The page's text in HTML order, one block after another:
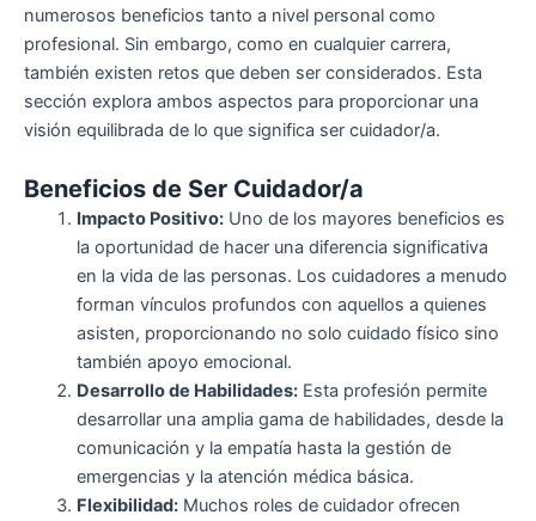
numerosos beneficios tanto a nivel personal como
profesional. Sin embargo, como en cualquier carrera,
también existen retos que deben ser considerados. Esta
sección explora ambos aspectos para proporcionar una
visión equilibrada de lo que significa ser cuidador/a.
Beneficios de Ser Cuidador/a
Impacto Positivo:Uno de los mayores beneficios es
la oportunidad de hacer una diferencia significativa
en la vida de las personas. Los cuidadores a menudo
forman vínculos profundos con aquellos a quienes
asisten, proporcionando no solo cuidado físico sino
también apoyo emocional.
Desarrollo de Habilidades:Esta profesión permite
desarrollar una amplia gama de habilidades, desde la
comunicación y la empatía hasta la gestión de
emergencias y la atención médica básica.
Flexibilidad:Muchos roles de cuidador ofrecen